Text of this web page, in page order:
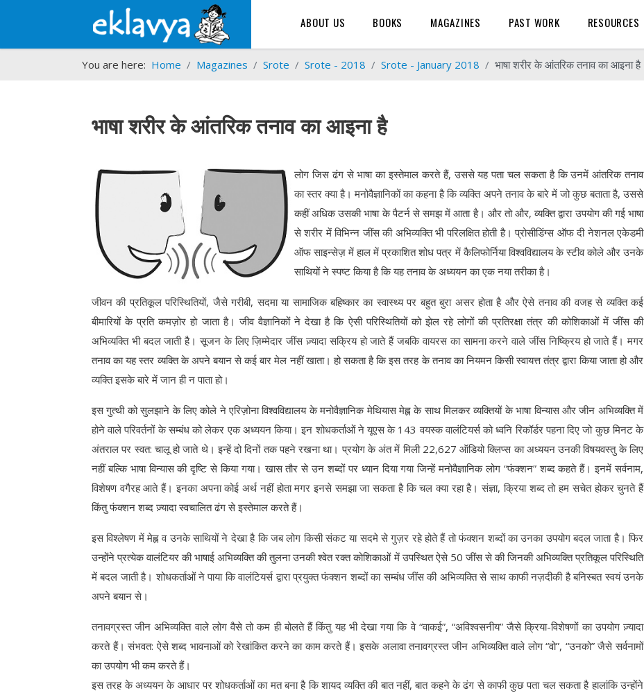
ABOUT US BOOKS MAGAZINES PAST WORK RESOURCES
You are here: Home Magazines Srote Srote - 2018 Srote - January 2018 भाषा शरीर के आंतरिक तनाव का आइना है
भाषा शरीर के आंतरिक तनाव का आइना है
लोग जिस ढंग से भाषा का इस्तेमाल करते हैं, उससे यह पता चल सकता है कि उनमें आंतरिक तनाव
का स्तर क्या है। मनोवैज्ञानिकों का कहना है कि व्यक्ति अपने तनाव के बारे में जो कुछ बताता है, उससे
कहीं अधिक उसकी भाषा के पैटर्न से समझ में आता है। और तो और, व्यक्ति द्वारा उपयोग की गई भाषा
से शरीर में विभिन्न जींस की अभिव्यक्ति भी परिलक्षित होती है। प्रोसीडिंग्स ऑफ दी नेशनल एकेडमी
ऑफ साइन्सेज़ में हाल में प्रकाशित शोध पत्र में कैलिफोर्निया विश्वविद्यालय के स्टीव कोले और उनके
साथियों ने स्पष्ट किया है कि यह तनाव के अध्ययन का एक नया तरीका है।
जीवन की प्रतिकूल परिस्थितियों, जैसे गरीबी, सदमा या सामाजिक बहिष्कार का स्वास्थ्य पर बहुत बुरा असर होता है और ऐसे तनाव की वजह से व्यक्ति कई
बीमारियों के प्रति कमज़ोर हो जाता है। जीव वैज्ञानिकों ने देखा है कि ऐसी परिस्थितियों को झेल रहे लोगों की प्रतिरक्षा तंत्र की कोशिकाओं में जींस की
अभिव्यक्ति भी बदल जाती है। सूजन के लिए ज़िम्मेदार जींस ज़्यादा सक्रिय हो जाते हैं जबकि वायरस का सामना करने वाले जींस निष्क्रिय हो जाते हैं। मगर
तनाव का यह स्तर व्यक्ति के अपने बयान से कई बार मेल नहीं खाता। हो सकता है कि इस तरह के तनाव का नियमन किसी स्वायत्त तंत्र द्वारा किया जाता हो और
व्यक्ति इसके बारे में जान ही न पाता हो।
इस गुत्थी को सुलझाने के लिए कोले ने एरिज़ोना विश्वविद्यालय के मनोवैज्ञानिक मेथियास मेह्ल के साथ मिलकर व्यक्तियों के भाषा विन्यास और जीन अभिव्यक्ति में
होने वाले परिवर्तनों के सम्बंध को लेकर एक अध्ययन किया। इन शोधकर्ताओं ने यूएस के 143 वयस्क वालंटियर्स को ध्वनि रिकॉर्डर पहना दिए जो कुछ मिनट के
अंतराल पर स्वत: चालू हो जाते थे। इन्हें दो दिनों तक पहने रखना था। प्रयोग के अंत में मिली 22,627 ऑडियो क्लिप्स का अध्ययन उनकी विषयवस्तु के लिए
नहीं बल्कि भाषा विन्यास की दृष्टि से किया गया। खास तौर से उन शब्दों पर ध्यान दिया गया जिन्हें मनोवैज्ञानिक लोग “फंक्शन” शब्द कहते हैं। इनमें सर्वनाम,
विशेषण वगैरह आते हैं। इनका अपना कोई अर्थ नहीं होता मगर इनसे समझा जा सकता है कि चल क्या रहा है। संज्ञा, क्रिया शब्द तो हम सचेत होकर चुनते हैं
किंतु फंक्शन शब्द ज़्यादा स्वचालित ढंग से इस्तेमाल करते हैं।
इस विश्लेषण में मेह्ल व उनके साथियों ने देखा है कि जब लोग किसी संकट या सदमे से गुज़र रहे होते हैं तो फंक्शन शब्दों का उनका उपयोग बदल जाता है। फिर
उन्होंने प्रत्येक वालंटियर की भाषाई अभिव्यक्ति की तुलना उनकी श्वेत रक्त कोशिकाओं में उपस्थित ऐसे 50 जींस से की जिनकी अभिव्यक्ति प्रतिकूल परिस्थिति
में बदल जाती है। शोधकर्ताओं ने पाया कि वालंटियर्स द्वारा प्रयुक्त फंक्शन शब्दों का सम्बंध जींस की अभिव्यक्ति से साथ काफी नज़दीकी है बनिस्बत स्वयं उनके
अपने बयान से।
तनावग्रस्त जीन अभिव्यक्ति वाले लोग वैसे तो कम ही बोलते हैं किंतु यह भी देखा गया कि वे “वाकई”, “अविश्वसनीय” जैसे क्रिया-विशेषणों का उपयोग ज़्यादा
करते हैं। संभवत: ऐसे शब्द भावनाओं को रेखांकित करने का काम करते हैं। इसके अलावा तनावग्रस्त जीन अभिव्यक्ति वाले लोग “वो”, “उनको” जैसे सर्वनामों
का उपयोग भी कम करते हैं।
इस तरह के अध्ययन के आधार पर शोधकर्ताओं का मत बना है कि शायद व्यक्ति की बात नहीं, बात कहने के ढंग से काफी कुछ पता चल सकता है हालांकि उन्होंने